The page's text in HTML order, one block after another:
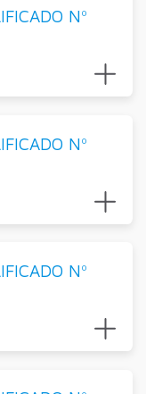
Nº
Nº
Nº